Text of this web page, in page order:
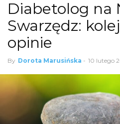
Diabetolog na
Swarzędz:
opinie
By Dorota Marusińska - 10 lutego